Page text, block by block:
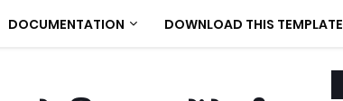
DOCUMENTATION DOWNLOAD THIS TEMPLATE